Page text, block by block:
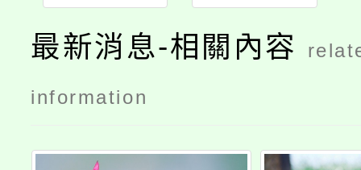
最新消息-相關內容
information